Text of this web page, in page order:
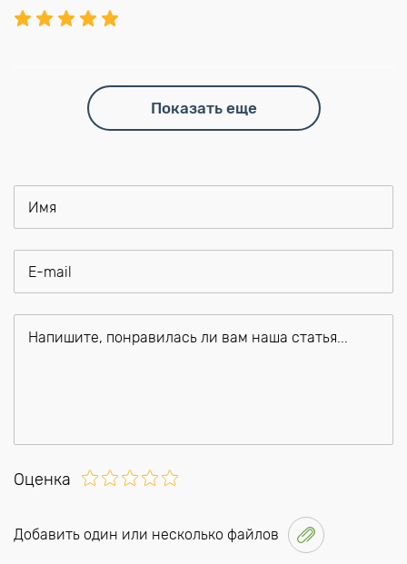
Показать еще
Оценка
Добавить один или несколько файлов